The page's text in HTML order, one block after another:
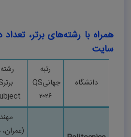
همراه با رشته‌های برتر،
سایت
دانشگاه
رتبه
جهانیQS
۲۰۲۶
برتر